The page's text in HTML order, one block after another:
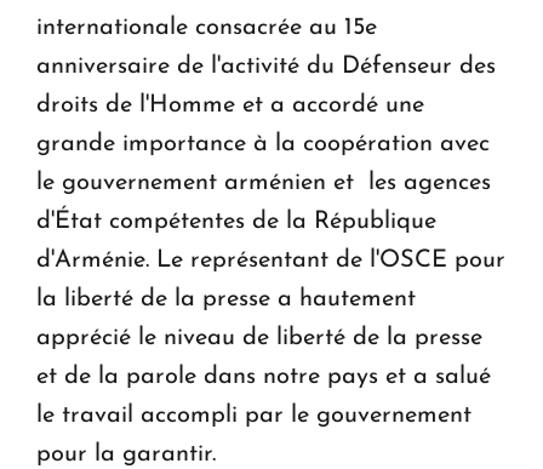
internationale consacrée au 15e
anniversaire de l'activité du Défenseur des
droits de l'Homme et a accordé une
grande importance à la coopération avec
le gouvernement arménien et les agences
d'État compétentes de la République
d'Arménie. Le représentant de l'OSCE pour
la liberté de la presse a hautement
apprécié le niveau de liberté de la presse
et de la parole dans notre pays et a salué
le travail accompli par le gouvernement
pour la garantir.